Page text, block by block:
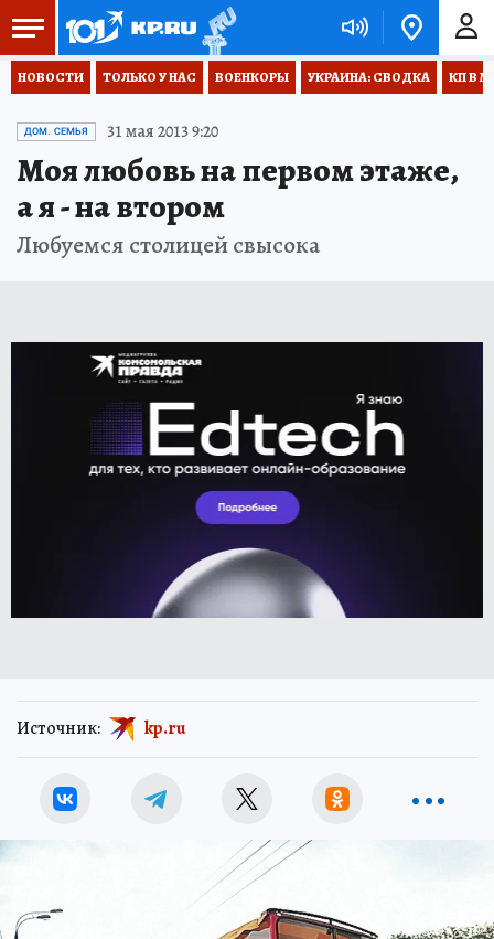
НОВОСТИ ТОЛЬКО У НАС ВОЕНКОРЫ УКРАИНА: СВОДКА КП В
ДОМ. СЕМЬЯ 31 мая 2013 9:20
Моя любовь на первом этаже,
а я - на втором
Любуемся столицей свысока
Источник: kp.ru